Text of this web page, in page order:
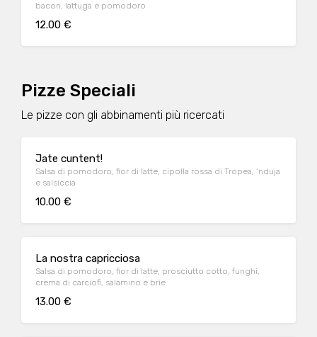
bacon, lattuga e pomodoro
12.00 €
Pizze Speciali
Le pizze con gli abbinamenti più ricercati
Jate cuntent!
Salsa di pomodoro, fior di latte, cipolla rossa di Tropea, ‘nduja
e salsiccia
10.00 €
La nostra capricciosa
Salsa di pomodoro, fior di latte, prosciutto cotto, funghi,
crema di carciofi, salamino e brie
13.00 €